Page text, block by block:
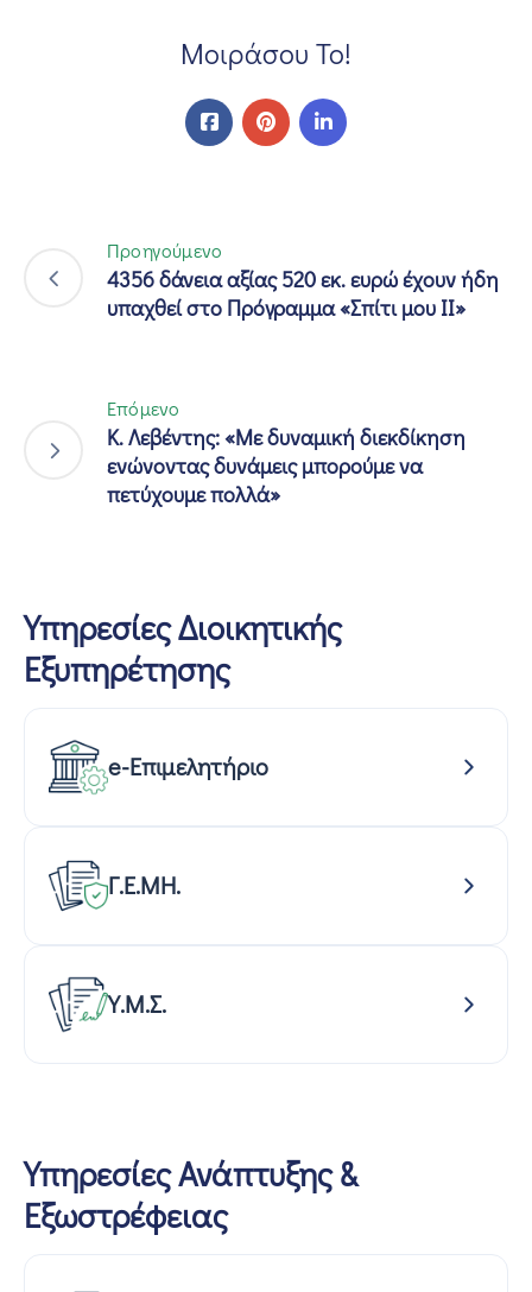
Μοιράσου Το!
Προηγούμενο
4356 δάνεια αξίας 520 εκ. ευρώ έχουν ήδη
υπαχθεί στο Πρόγραμμα «Σπίτι μου ΙΙ»
Επόμενο
Κ. Λεβέντης: «Με δυναμική διεκδίκηση
ενώνοντας δυνάμεις μπορούμε να
πετύχουμε πολλά»
Υπηρεσίες Διοικητικής
Εξυπηρέτησης
e-Επιμελητήριο
Γ.Ε.ΜΗ.
Υ.Μ.Σ.
Υπηρεσίες Ανάπτυξης &
Εξωστρέφειας